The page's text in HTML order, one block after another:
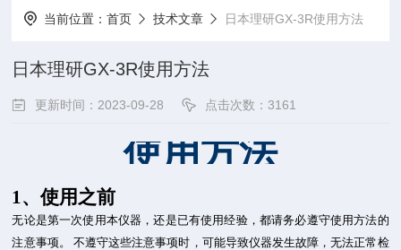
当前位置：首页 技术文章 日本理研GX-3R使用方法
日本理研GX-3R使用方法
更新时间：2023-09-28 点击次数：3161
使用方法
1、使用之前
无论是第一次使用本仪器，还是已有使用经验，都请务必遵守使用方法的
注意事项。 不遵守这些注意事项时，可能导致仪器发生故障，无法正常检